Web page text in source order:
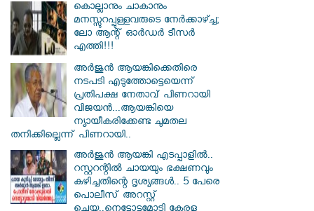
കൊല്ലാനും ചാകാനും
മനസ്സുറപ്പുള്ളവരുടെ നേർക്കാഴ്ച്ച;
ലോ ആന്റ് ഓർഡർ ടീസർ
എത്തി!!!
അർജുൻ ആയങ്കിക്കെതിരെ
നടപടി എടുത്തോട്ടെയെന്ന്
പ്രതിപക്ഷ നേതാവ് പിണറായി
വിജയൻ...ആയങ്കിയെ
ന്യായീകരിക്കേണ്ട ചുമതല
തനിക്കില്ലെന്ന് പിണറായി..
അർജുൻ ആയങ്കി എടപ്പാളിൽ..
റസ്റ്ററന്റിൽ ചായയും ഭക്ഷണവും
കഴിച്ചതിന്റെ ദൃശ്യങ്ങൾ.. 5 പേരെ
പൊലീസ് അറസ്റ്റ്